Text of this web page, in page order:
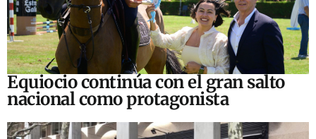
Equiocio continúa con el gran salto
nacional como protagonista